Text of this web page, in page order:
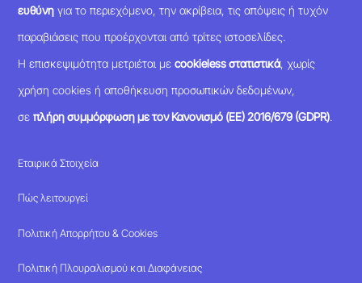
ευθύνη για το περιεχόμενο, την ακρίβεια, τις απόψεις ή τυχόν
παραβιάσεις που προέρχονται από τρίτες ιστοσελίδες.
Η επισκεψιμότητα μετριέται μεcookieless στατιστικά, χωρίς
χρήση cookies ή αποθήκευση προσωπικών δεδομένων,
σεπλήρη συμμόρφωση με τον Κανονισμό (ΕΕ) 2016/679 (GDPR).
Εταιρικά Στοιχεία
Πώς λειτουργεί
Πολιτική Απορρήτου & Cookies
Πολιτική Πλουραλισμού και Διαφάνειας